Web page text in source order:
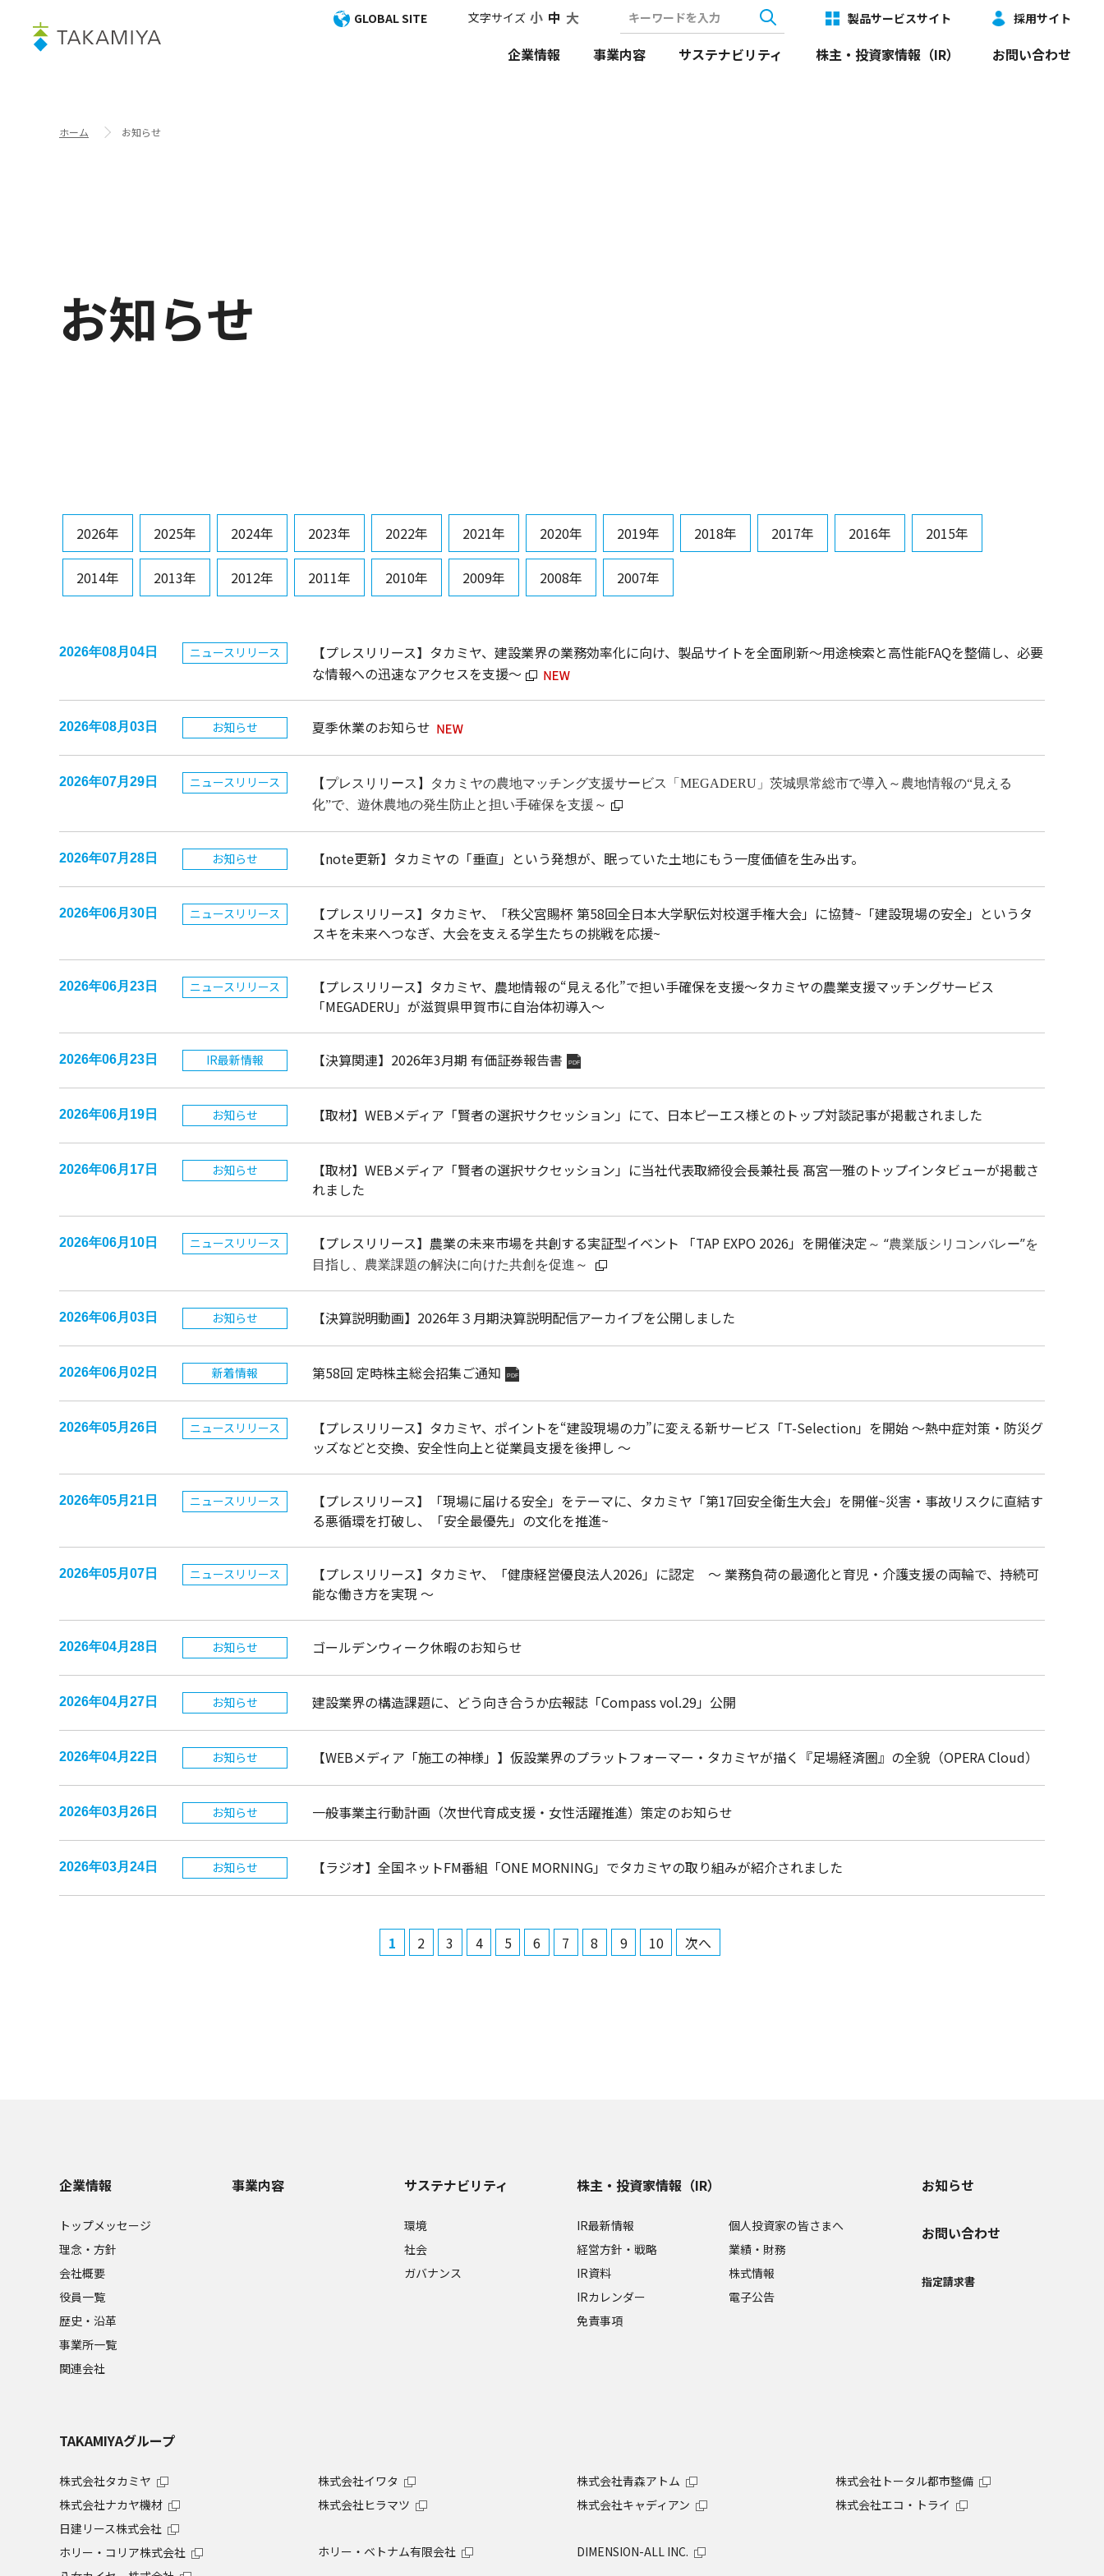
GLOBAL SITE 文字サイズ 小 中 大 キーワードを入力 製品サービスサイト 採用サイト
企業情報 事業内容 サステナビリティ 株主・投資家情報（IR） お問い合わせ
ホーム お知らせ
お知らせ
2026年 2025年 2024年 2023年 2022年 2021年 2020年 2019年 2018年 2017年 2016年 2015年
2014年 2013年 2012年 2011年 2010年 2009年 2008年 2007年
2026年08月04日 ニュースリリース
【プレスリリース】タカミヤ、建設業界の業務効率化に向け、製品サイトを全面刷新～用途検索と高性能FAQを整備し、必要
な情報への迅速なアクセスを支援～
2026年08月03日 お知らせ 夏季休業のお知らせ
2026年07月29日 ニュースリリース 【プレスリリース】
タカミヤの農地マッチング支援サービス「MEGADERU」茨城県常総市で導入～農地情報の“見える
化”で、遊休農地の発生防止と担い手確保を支援～
2026年07月28日 お知らせ 【note更新】タカミヤの「垂直」という発想が、眠っていた土地にもう一度価値を生み出す。
2026年06月30日 ニュースリリース
【プレスリリース】タカミヤ、「秩父宮賜杯 第58回全日本大学駅伝対校選手権大会」に協賛~「建設現場の安全」というタ
スキを未来へつなぎ、大会を支える学生たちの挑戦を応援~
2026年06月23日 ニュースリリース
【プレスリリース】タカミヤ、農地情報の“見える化”で担い手確保を支援～タカミヤの農業支援マッチングサービス
「MEGADERU」が滋賀県甲賀市に自治体初導入～
2026年06月23日 IR最新情報 【決算関連】2026年3月期 有価証券報告書 PDF
2026年06月19日 お知らせ 【取材】WEBメディア「賢者の選択サクセッション」にて、日本ピーエス様とのトップ対談記事が掲載されました
2026年06月17日 お知らせ
【取材】WEBメディア「賢者の選択サクセッション」に当社代表取締役会長兼社長 髙宮一雅のトップインタビューが掲載さ
れました
2026年06月10日 ニュースリリース 【プレスリリース】 農業の未来市場を共創する実証型イベント 「TAP EXPO 2026」を開催決定～ “農業版シリコンバレー”を
目指し、農業課題の解決に向けた共創を促進～
2026年06月03日 お知らせ 【決算説明動画】2026年３月期決算説明配信アーカイブを公開しました
2026年06月02日 新着情報 第58回 定時株主総会招集ご通知 PDF
2026年05月26日 ニュースリリース
【プレスリリース】タカミヤ、ポイントを“建設現場の力”に変える新サービス「T-Selection」を開始 ～熱中症対策・防災グ
ッズなどと交換、安全性向上と従業員支援を後押し ～
2026年05月21日 ニュースリリース
【プレスリリース】「現場に届ける安全」をテーマに、タカミヤ「第17回安全衛生大会」を開催~災害・事故リスクに直結す
る悪循環を打破し、「安全最優先」の文化を推進~
2026年05月07日 ニュースリリース
【プレスリリース】タカミヤ、「健康経営優良法人2026」に認定 〜 業務負荷の最適化と育児・介護支援の両輪で、持続可
能な働き方を実現 〜
2026年04月28日 お知らせ ゴールデンウィーク休暇のお知らせ
2026年04月27日 お知らせ 建設業界の構造課題に、どう向き合うか――広報誌「Compass vol.29」公開
2026年04月22日 お知らせ 【WEBメディア「施工の神様」】仮設業界のプラットフォーマー・タカミヤが描く『足場経済圏』の全貌（OPERA Cloud）
2026年03月26日 お知らせ 一般事業主行動計画（次世代育成支援・女性活躍推進）策定のお知らせ
2026年03月24日 お知らせ 【ラジオ】全国ネットFM番組「ONE MORNING」でタカミヤの取り組みが紹介されました
1 2 3 4 5 6 7 8 9 10 次へ
企業情報
トップメッセージ
理念・方針
会社概要
役員一覧
歴史・沿革
事業所一覧
関連会社
事業内容 サステナビリティ
環境
社会
ガバナンス
株主・投資家情報（IR）
IR最新情報
個人投資家の皆さまへ
経営方針・戦略
業績・財務
IR資料
株式情報
IRカレンダー
電子公告
免責事項
お知らせ
お問い合わせ
指定請求書
TAKAMIYAグループ
株式会社タカミヤ
株式会社ナカヤ機材
日建リース株式会社
ホリー・コリア株式会社
株式会社イワタ
株式会社ヒラマツ
ホリー・ベトナム有限会社
株式会社青森アトム
株式会社キャディアン
DIMENSION-ALL INC.
株式会社トータル都市整備
株式会社エコ・トライ